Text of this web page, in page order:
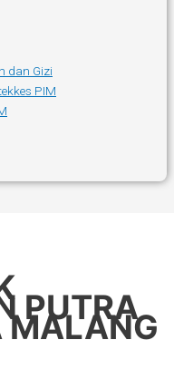
dan Gizi
PIM
PUTRA
MALANG